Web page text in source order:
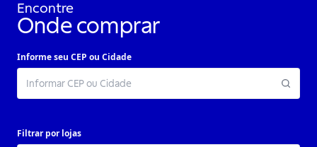
Encontre
Onde comprar
Informe seu CEP ou Cidade
Filtrar por lojas